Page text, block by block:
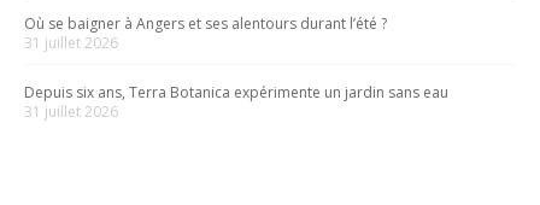
Où se baigner à Angers et ses alentours durant l’été ?
31 juillet 2026
Depuis six ans, Terra Botanica expérimente un jardin sans eau
31 juillet 2026